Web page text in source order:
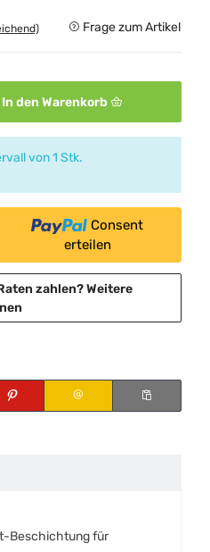
Frage zum Artikel
In den Warenkorb
von 1 Stk.
Consent
erteilen
zahlen?Weitere
Beschichtung für